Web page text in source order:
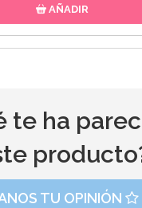
AÑADIR
te ha
TU OPINIÓN